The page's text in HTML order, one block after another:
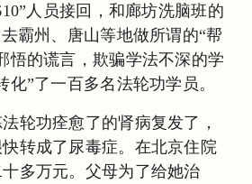
人员接回，和廊坊洗脑班的
霸州、唐山等地做所谓的“帮
悟的谎言，欺骗学法不深的学
化”了一百多名法轮功学员。
轮功痊愈了的肾病复发了，
转成了尿毒症。在北京住院
多万元。父母为了给她治